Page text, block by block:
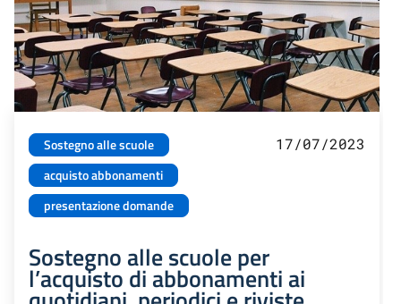
Sostegno alle scuole
acquisto abbonamenti
presentazione domande
17/07/2023
Sostegno alle scuole per
l’acquisto di abbonamenti ai